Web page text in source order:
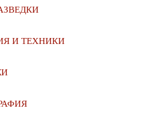
И ТЕХНИКИ